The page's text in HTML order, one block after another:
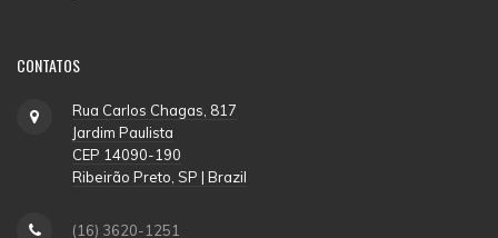
CONTATOS
Rua Carlos Chagas, 817
Jardim Paulista
CEP 14090-190
Ribeirão Preto, SP | Brazil
(16) 3620-1251